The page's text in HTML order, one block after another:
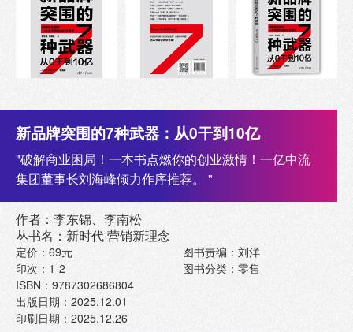
新品牌突围的7种武器：从0干到10亿
"破解商业困局！一本书点燃你的创业激情！一亿中流
集团董事长刘海峰倾力作序推荐。 "
作者：李东锦、李南松
丛书名：新时代·营销新理念
定价：69元
印次：1-2
ISBN：9787302686804
出版日期：2025.12.01
印刷日期：2025.12.26
图书责编：刘洋
图书分类：零售